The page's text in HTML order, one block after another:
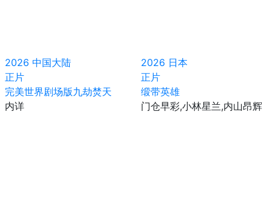
2026 中国大陆
正片
​完美世界剧场版九劫焚天​
内详
2026 日本
正片
缎带英雄
门仓早彩,小林星兰,内山昂辉